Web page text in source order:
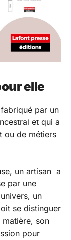
elle
fabriqué par un
et qui a
ou de métiers
un artisan a
par une
un
se distinguer
son
pour